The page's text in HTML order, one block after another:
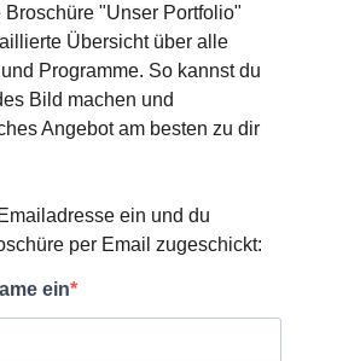
"Unser Portfolio"
Übersicht über alle
Programme. So kannst du
Bild machen und
Angebot am besten zu dir
ein und du
per Email zugeschickt:
ein